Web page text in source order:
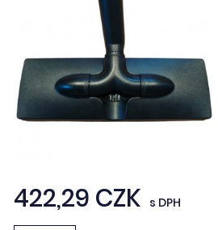
422,29 CZK s DPH